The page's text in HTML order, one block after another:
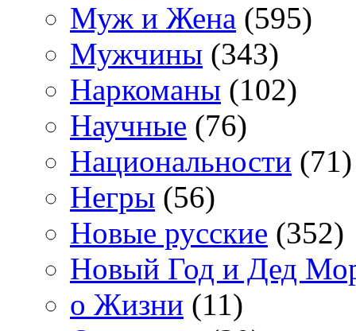
Муж и Жена (595)
Мужчины (343)
Наркоманы (102)
Научные (76)
Национальности (71)
Негры (56)
Новые русские (352)
Новый Год и Дед
о Жизни (11)